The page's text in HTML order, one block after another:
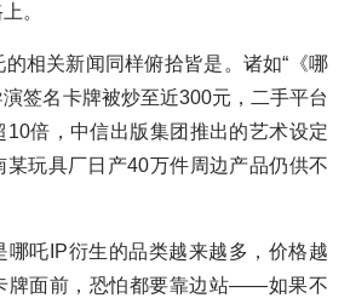
。
相关新闻同样俯拾皆是。诸如“《哪
签名卡牌被炒至近300元，二手平台
10倍，中信出版集团推出的艺术设定
某玩具厂日产40万件周边产品仍供不
哪吒IP衍生的品类越来越多，价格越
牌面前，恐怕都要靠边站——如果不